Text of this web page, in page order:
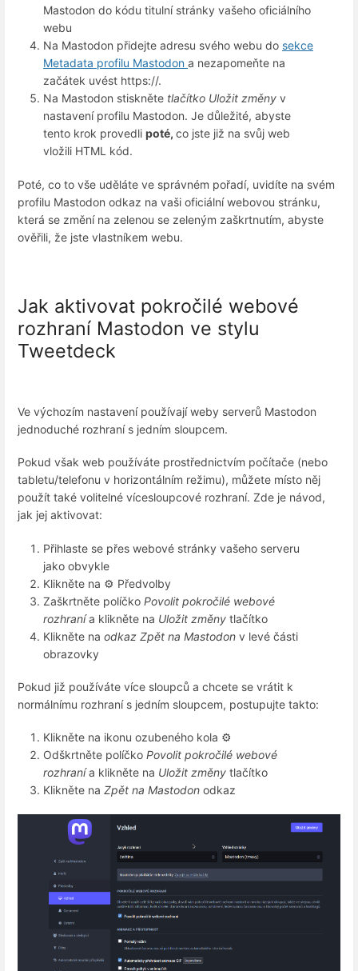
Mastodon do kódu titulní stránky vašeho oficiálního
webu
Na Mastodon přidejte adresu svého webu do sekce
Metadata profilu Mastodon a nezapomeňte na
začátek uvést https://.
Na Mastodon stiskněte tlačítko Uložit změny v
nastavení profilu Mastodon. Je důležité, abyste
tento krok provedli poté, co jste již na svůj web
vložili HTML kód.
Poté, co to vše uděláte ve správném pořadí, uvidíte na svém
profilu Mastodon odkaz na vaši oficiální webovou stránku,
která se změní na zelenou se zeleným zaškrtnutím, abyste
ověřili, že jste vlastníkem webu.
Jak aktivovat pokročilé webové
rozhraní Mastodon ve stylu
Tweetdeck
Ve výchozím nastavení používají weby serverů Mastodon
jednoduché rozhraní s jedním sloupcem.
Pokud však web používáte prostřednictvím počítače (nebo
tabletu/telefonu v horizontálním režimu), můžete místo něj
použít také volitelné vícesloupcové rozhraní. Zde je návod,
jak jej aktivovat:
Přihlaste se přes webové stránky vašeho serveru
jako obvykle
Klikněte na ⚙️ Předvolby
Zaškrtněte políčko Povolit pokročilé webové
rozhranía klikněte na Uložit změny tlačítko
Klikněte na odkaz Zpět na Mastodon v levé části
obrazovky
Pokud již používáte více sloupců a chcete se vrátit k
normálnímu rozhraní s jedním sloupcem, postupujte takto:
Klikněte na ikonu ozubeného kola ⚙️
Odškrtněte políčko Povolit pokročilé webové
rozhranía klikněte na Uložit změny tlačítko
Klikněte na Zpět na Mastodon odkaz